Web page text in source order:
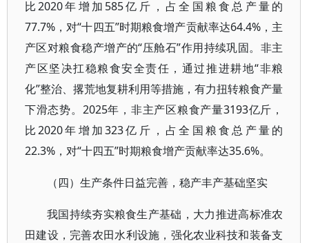
比2020年增加585亿斤，占全国粮食总产量的
77.7%，对“十四五”时期粮食增产贡献率达64.4%，主
产区对粮食稳产增产的“压舱石”作用持续巩固。非主
产区坚决扛稳粮食安全责任，通过推进耕地“非粮
化”整治、撂荒地复耕利用等措施，有力扭转粮食产量
下滑态势。2025年，非主产区粮食产量3193亿斤，
比2020年增加323亿斤，占全国粮食总产量的
22.3%，对“十四五”时期粮食增产贡献率达35.6%。
（四）生产条件日益完善，稳产丰产基础坚实
我国持续夯实粮食生产基础，大力推进高标准农
田建设，完善农田水利设施，强化农业科技和装备支